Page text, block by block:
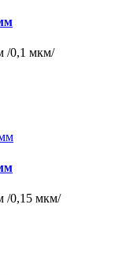
/0,1 мкм/
/0,15 мкм/